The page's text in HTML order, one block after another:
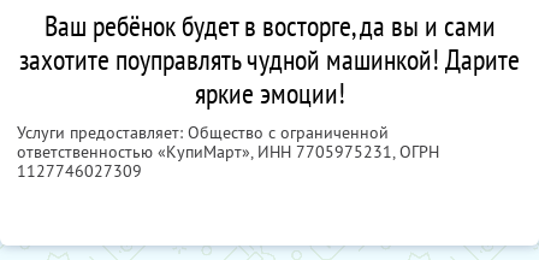
Ваш ребёнок будет в восторге, да вы и сами
захотите поуправлять чудной машинкой! Дарите
яркие эмоции!
Услуги предоставляет: Общество с ограниченной
ответственностью «КупиМарт», ИНН 7705975231, ОГРН
1127746027309